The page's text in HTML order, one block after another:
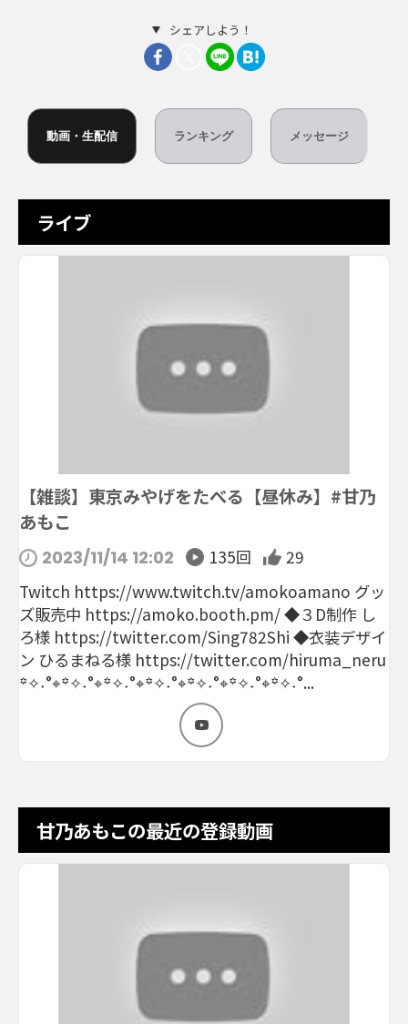
シェアしよう！
動画・生配信 ランキング メッセージ
ライブ
【雑談】東京みやげをたべる【昼休み】#甘乃
あもこ
2023/11/14 12:02 135回
29
Twitch https://www.twitch.tv/amokoamano グッ
ズ販売中 https://amoko.booth.pm/ ◆３D制作 し
ろ様 https://twitter.com/Sing782Shi ◆衣装デザイ
ン ひるまねる様 https://twitter.com/hiruma_neru
꙳✧˖°⌖꙳✧˖°⌖꙳✧˖°⌖꙳✧˖°⌖꙳✧˖°⌖꙳✧˖°⌖꙳✧˖°...
甘乃あもこの最近の登録動画